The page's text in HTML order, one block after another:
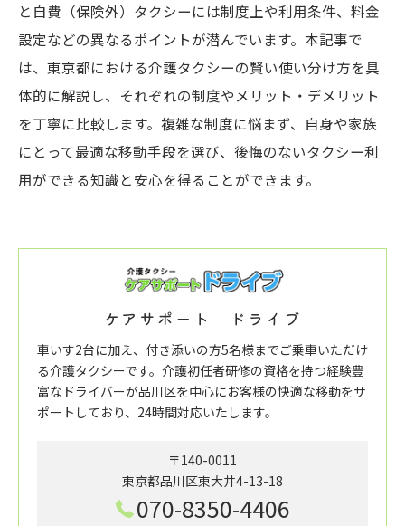
と自費（保険外）タクシーには制度上や利用条件、料金
設定などの異なるポイントが潜んでいます。本記事で
は、東京都における介護タクシーの賢い使い分け方を具
体的に解説し、それぞれの制度やメリット・デメリット
を丁寧に比較します。複雑な制度に悩まず、自身や家族
にとって最適な移動手段を選び、後悔のないタクシー利
用ができる知識と安心を得ることができます。
ケアサポート ドライブ
車いす2台に加え、付き添いの方5名様までご乗車いただけ
る介護タクシーです。介護初任者研修の資格を持つ経験豊
富なドライバーが品川区を中心にお客様の快適な移動をサ
ポートしており、24時間対応いたします。
〒140-0011
東京都品川区東大井4-13-18
070-8350-4406